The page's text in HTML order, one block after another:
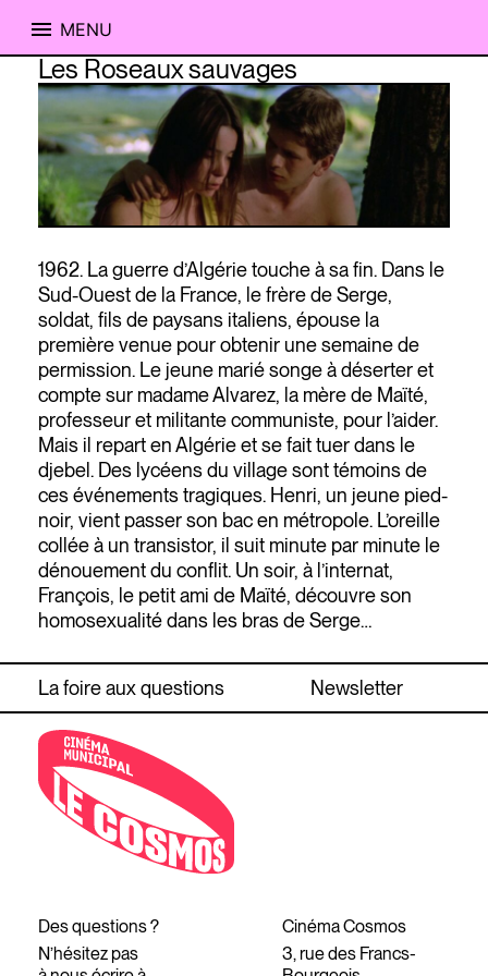
content
MENU
Les Roseaux sauvages
1962. La guerre d’Algérie touche à sa fin. Dans le
Sud-Ouest de la France, le frère de Serge,
soldat, fils de paysans italiens, épouse la
première venue pour obtenir une semaine de
permission. Le jeune marié songe à déserter et
compte sur madame Alvarez, la mère de Maïté,
professeur et militante communiste, pour l’aider.
Mais il repart en Algérie et se fait tuer dans le
djebel. Des lycéens du village sont témoins de
ces événements tragiques. Henri, un jeune pied-
noir, vient passer son bac en métropole. L’oreille
collée à un transistor, il suit minute par minute le
dénouement du conflit. Un soir, à l’internat,
François, le petit ami de Maïté, découvre son
homosexualité dans les bras de Serge…
La foire aux questions Newsletter
Des questions ?
N’hésitez pas
Cinéma Cosmos
3, rue des Francs-